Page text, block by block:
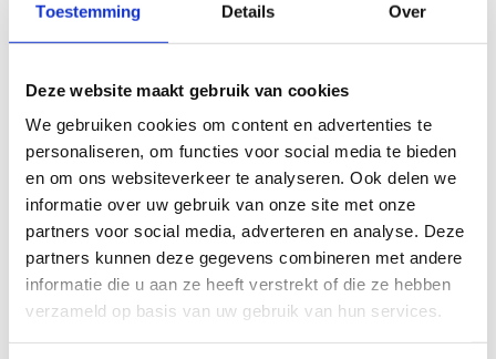
Toestemming Details Over
Deze website maakt gebruik van cookies
We gebruiken cookies om content en advertenties te
personaliseren, om functies voor social media te bieden
en om ons websiteverkeer te analyseren. Ook delen we
informatie over uw gebruik van onze site met onze
partners voor social media, adverteren en analyse. Deze
partners kunnen deze gegevens combineren met andere
informatie die u aan ze heeft verstrekt of die ze hebben
verzameld op basis van uw gebruik van hun services.